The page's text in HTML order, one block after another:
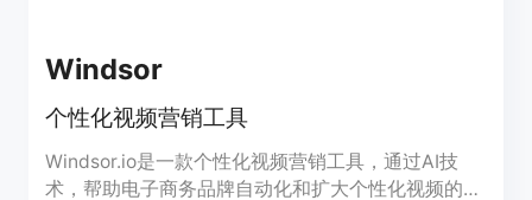
Windsor
个性化视频营销工具
Windsor.io是一款个性化视频营销工具，通过AI技
术，帮助电子商务品牌自动化和扩大个性化视频的使